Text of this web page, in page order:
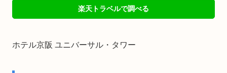
楽天トラベルで調べる
ホテル京阪 ユニバーサル・タワー